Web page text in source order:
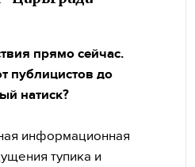
прямо сейчас.
публицистов до
натиск?
информационная
тупика и